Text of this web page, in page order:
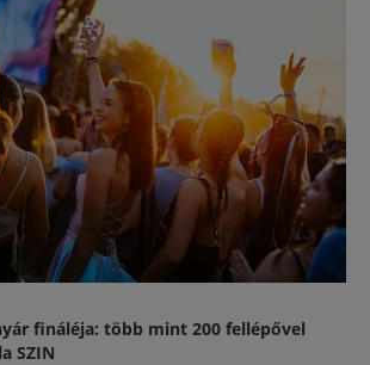
fináléja: több mint 200 fellépővel
SZIN